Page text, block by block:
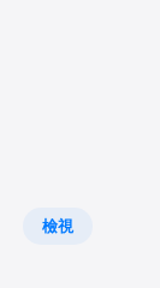
檢視